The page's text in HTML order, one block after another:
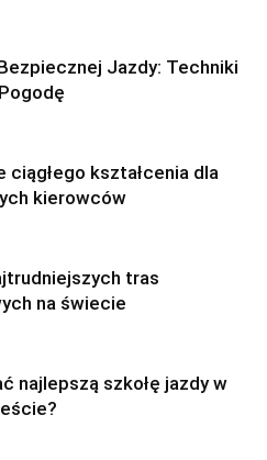
Jazdy: Techniki
ciągłego kształcenia dla
kierowców
tras
na świecie
najlepszą szkołę jazdy w